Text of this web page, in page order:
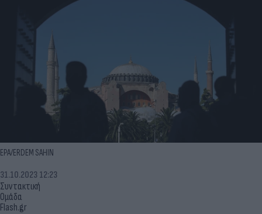
EPA/ERDEM SAHIN
Συντακτική
Ομάδα
Flash.gr
31.10.2023 12:23